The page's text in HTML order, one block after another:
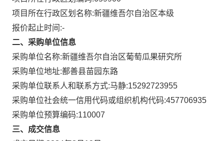
项目所在行政区划名称:新疆维吾尔自治区本级
报价起止时间:-
二、采购单位信息
采购单位名称:新疆维吾尔自治区葡萄瓜果研究所
采购单位地址:鄯善县苗园东路
采购单位联系人和联系方式:马静:15292723955
采购单位社会统一信用代码或组织机构代码:457706935
采购单位预算编码:110007
三、成交信息